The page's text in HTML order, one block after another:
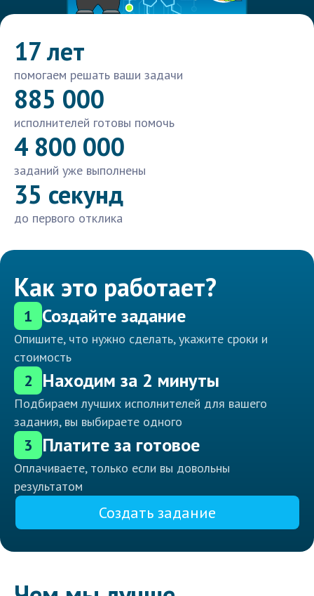
17 лет
помогаем решать ваши задачи
885 000
исполнителей готовы помочь
4 800 000
заданий уже выполнены
35 секунд
до первого отклика
Как это работает?
1 Создайте задание
Опишите, что нужно сделать, укажите сроки и
стоимость
2 Находим за 2 минуты
Подбираем лучших исполнителей для вашего
задания, вы выбираете одного
3 Платите за готовое
Оплачиваете, только если вы довольны
результатом
Создать задание